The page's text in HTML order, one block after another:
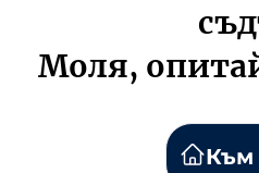
Моля,
Към